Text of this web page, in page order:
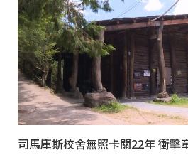
司馬庫斯校舍無照卡關22年 衝擊